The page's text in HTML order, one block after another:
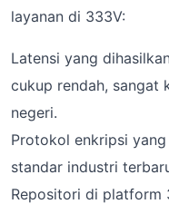
layanan di 333V:
Latensi yang
cukup rendah, sangat
negeri.
Protokol enkripsi
standar industri
Repositori di platform